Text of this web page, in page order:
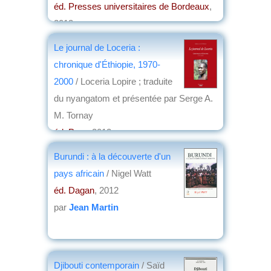
éd. Presses universitaires de Bordeaux,
2013
Le journal de Loceria :
chronique d'Éthiopie, 1970-
2000 / Loceria Lopire ; traduite
du nyangatom et présentée par Serge A.
M. Tornay
éd. Parc, 2012
Hubert Loiseleur des Longchamps
Burundi : à la découverte d'un
pays africain / Nigel Watt
éd. Dagan, 2012
par Jean Martin
Djibouti contemporain / Saïd